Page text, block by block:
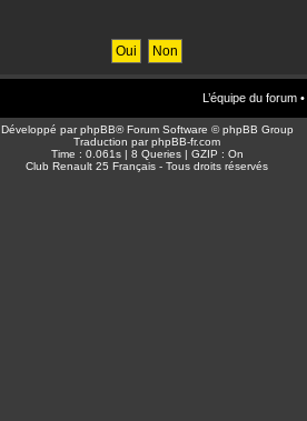
L’équipe du forum •
Développé parphpBB® Forum Software © phpBB Group
Traduction parphpBB-fr.com
Time : 0.061s | 8 Queries | GZIP : On
Club Renault 25 Français - Tous droits réservés